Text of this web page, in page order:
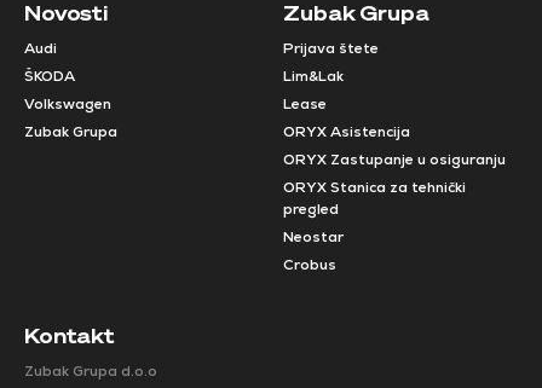
Novosti
Audi
ŠKODA
Volkswagen
Zubak Grupa
Zubak Grupa
Prijava štete
Lim&Lak
Lease
ORYX Asistencija
ORYX Zastupanje u osiguranju
ORYX Stanica za tehnički
pregled
Neostar
Crobus
Kontakt
Zubak Grupa d.o.o